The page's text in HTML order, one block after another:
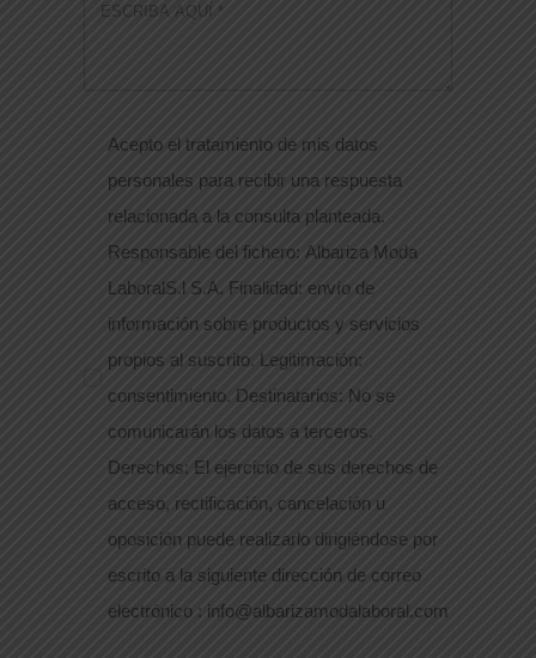
Acepto el tratamiento de mis datos
personales para recibir una respuesta
relacionada a la consulta planteada.
Responsable del fichero: Albariza Moda
LaboralS.l S.A. Finalidad: envío de
información sobre productos y servicios
propios al suscrito. Legitimación:
consentimiento. Destinatarios: No se
comunicarán los datos a terceros.
Derechos: El ejercicio de sus derechos de
acceso, rectificación, cancelación u
oposición puede realizarlo dirigiéndose por
escrito a la siguiente dirección de correo
electrónico : info@albarizamodalaboral.com